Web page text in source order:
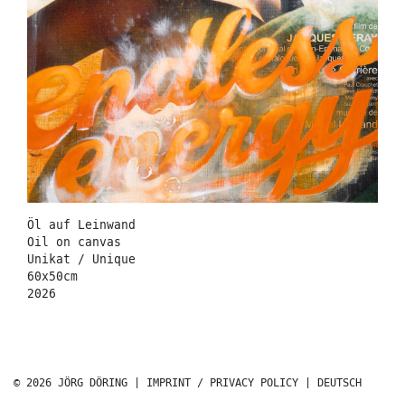
Öl auf Leinwand
Oil on canvas
Unikat / Unique
60x50cm
2026
© 2026 JÖRG DÖRING | IMPRINT / PRIVACY POLICY DEUTSCH